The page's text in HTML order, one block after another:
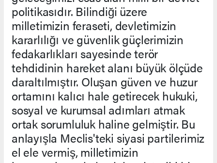
politikasıdır. Bilindiği üzere
milletimizin feraseti, devletimizin
kararlılığı ve güvenlik güçlerimizin
fedakarlıkları sayesinde terör
tehdidinin hareket alanı büyük ölçüde
daraltılmıştır. Oluşan güven ve huzur
ortamını kalıcı hale getirecek hukuki,
sosyal ve kurumsal adımları atmak
ortak sorumluluk haline gelmiştir. Bu
anlayışla Meclis'teki siyasi partilerimiz
el ele vermiş, milletimizin